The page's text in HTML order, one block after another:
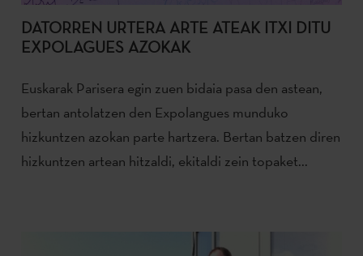
DATORREN URTERA ARTE ATEAK ITXI DITU
EXPOLAGUES AZOKAK
Euskarak Parisera egin zuen bidaia pasa den astean,
bertan antolatzen den Expolangues munduko
hizkuntzen azokan parte hartzera. Bertan batzen diren
hizkuntzen artean hitzaldi, ekitaldi zein topaket...